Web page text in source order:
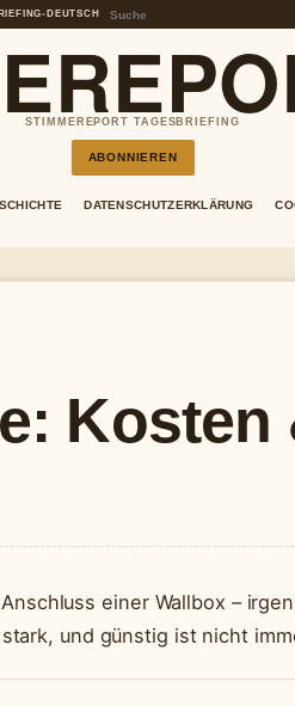
• DEUTSCH
STIMMEREPORT TAGESBRIEFING
ABONNIEREN
DATENSCHUTZERKLÄRUNG
Kosten
einer Wallbox –
und günstig ist nicht